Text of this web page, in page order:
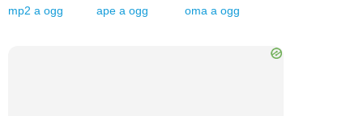
mp2 a ogg ape a ogg oma a ogg